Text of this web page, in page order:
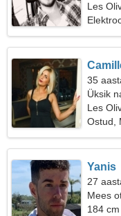
Les
35
Üksik
Les
Ostud,
Yanis
27
Mees
184